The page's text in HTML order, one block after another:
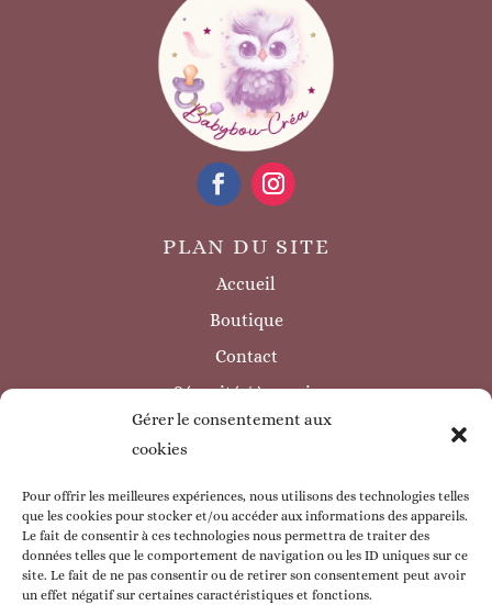
Gérer le consentement aux
cookies
Pour offrir les meilleures expériences, nous utilisons des technologies telles
que les cookies pour stocker et/ou accéder aux informations des appareils.
Le fait de consentir à ces technologies nous permettra de traiter des
données telles que le comportement de navigation ou les ID uniques sur ce
site. Le fait de ne pas consentir ou de retirer son consentement peut avoir
un effet négatif sur certaines caractéristiques et fonctions.
PLAN DU SITE
Accueil
Boutique
Contact
Sécurité / à savoir
INFORMATIONS LÉGALES
Politique de confidentialité
Politique de cookie
CGV